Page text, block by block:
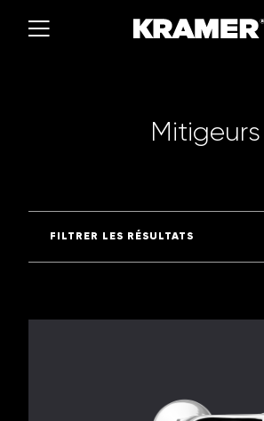
Mitigeurs
FILTRER LES RÉSULTATS